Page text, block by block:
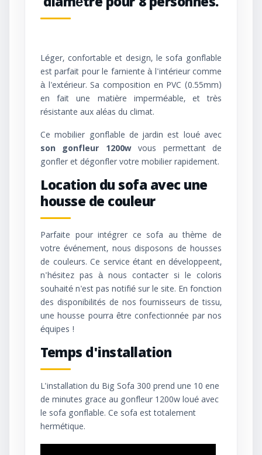
Léger, confortable et design, le sofa gonflable
est parfait pour le farniente à l'intérieur comme
à l'extérieur. Sa composition en PVC (0.55mm)
en fait une matière imperméable, et très
résistante aux aléas du climat.
Ce mobilier gonflable de jardin est loué avec
son gonfleur 1200wvous permettant de
gonfler et dégonfler votre mobilier rapidement.
Location du sofa avec une
housse de couleur
Parfaite pour intégrer ce sofa au thème de
votre événement, nous disposons de housses
de couleurs. Ce service étant en développeent,
n'hésitez pas à nous contacter si le coloris
souhaité n'est pas notifié sur le site. En fonction
des disponibilités de nos fournisseurs de tissu,
une housse pourra être confectionnée par nos
équipes !
Temps d'installation
L'installation du Big Sofa 300 prend une 10 ene
de minutes grace au gonfleur 1200w loué avec
le sofa gonflable. Ce sofa est totalement
hermétique.